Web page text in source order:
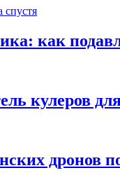
спустя
как
кулеров
дронов